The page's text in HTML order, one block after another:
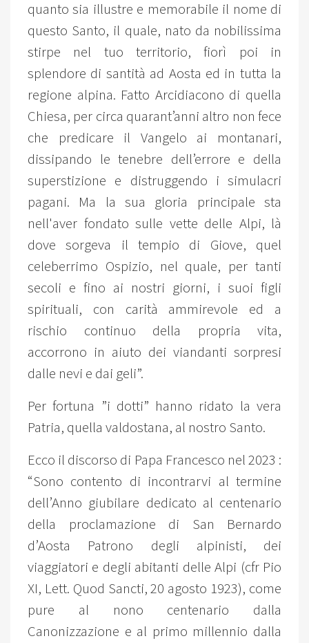
quanto sia illustre e memorabile il nome di
questo Santo, il quale, nato da nobilissima
stirpe nel tuo territorio, fiorì poi in
splendore di santità ad Aosta ed in tutta la
regione alpina. Fatto Arcidiacono di quella
Chiesa, per circa quarant’anni altro non fece
che predicare il Vangelo ai montanari,
dissipando le tenebre dell’errore e della
superstizione e distruggendo i simulacri
pagani. Ma la sua gloria principale sta
nell'aver fondato sulle vette delle Alpi, là
dove sorgeva il tempio di Giove, quel
celeberrimo Ospizio, nel quale, per tanti
secoli e fino ai nostri giorni, i suoi figli
spirituali, con carità ammirevole ed a
rischio continuo della propria vita,
accorrono in aiuto dei viandanti sorpresi
dalle nevi e dai geli”.
Per fortuna ”i dotti” hanno ridato la vera
Patria, quella valdostana, al nostro Santo.
Ecco il discorso di Papa Francesco nel 2023 :
“Sono contento di incontrarvi al termine
dell’Anno giubilare dedicato al centenario
della proclamazione di San Bernardo
d’Aosta Patrono degli alpinisti, dei
viaggiatori e degli abitanti delle Alpi (cfr Pio
XI, Lett. Quod Sancti, 20 agosto 1923), come
pure al nono centenario dalla
Canonizzazione e al primo millennio dalla